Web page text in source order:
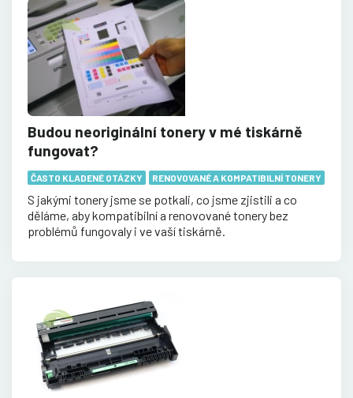
Budou neoriginální tonery v mé tiskárně
fungovat?
ČASTO KLADENÉ OTÁZKY RENOVOVANÉ A KOMPATIBILNÍ TONERY
S jakými tonery jsme se potkali, co jsme zjistili a co
děláme, aby kompatibilní a renovované tonery bez
problémů fungovaly i ve vaší tiskárně.